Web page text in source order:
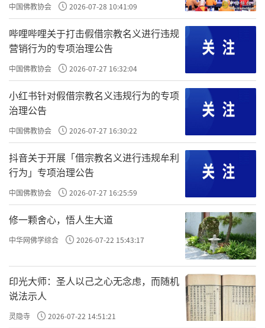
革命实践，师生们无不被革命先辈运筹帷幄、
决胜千里的雄才大略所震撼。驻足中共中央旧
址，简陋的土坯房、朴素的办公用具，让大家
直观感受到中国共产党人艰苦奋斗、勤俭节约
的优良作风。在国家安全教育馆，师生们深入
了解了隐蔽战线上无名英雄的感人事迹，深刻
认识到维护国家安全的重要性。在廉政教育
馆，一件件发人深省的案例、一句句振聋发聩
的警示，让大家对“两个务必”的时代内涵有
了更深刻的体悟。师生们真切认识到，西柏坡
是中国革命走向胜利的重要里程碑，孕育了
以“两个务必”为核心的西柏坡精神。大家一
致表示，要从中汲取不忘初心、牢记使命的精
神力量，进一步坚定爱国爱教的信念，将革命
先辈的崇高精神转化为修学弘法的强大动力。
中国佛教协会 2026-07-28 10:41:09
哔哩哔哩关于打击假借宗教名义进行违规
营销行为的专项治理公告
中国佛教协会 2026-07-27 16:32:04
小红书针对假借宗教名义违规行为的专项
治理公告
中国佛教协会 2026-07-27 16:30:22
抖音关于开展「借宗教名义进行违规牟利
行为」专项治理公告
中国佛教协会 2026-07-27 16:25:59
修一颗舍心，悟人生大道
中华网佛学综合 2026-07-22 15:43:17
印光大师：圣人以己之心无念虑，而随机
说法示人
灵隐寺 2026-07-22 14:51:21